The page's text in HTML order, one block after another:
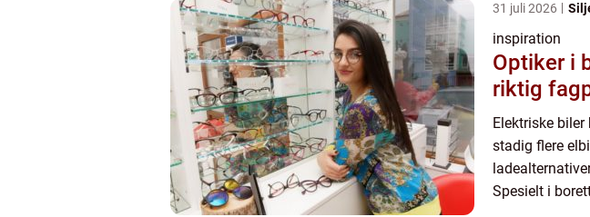
31 juli 2026
inspiration
Optiker i bodø slik
riktig
Elektriske
stadig flere
Spesielt i